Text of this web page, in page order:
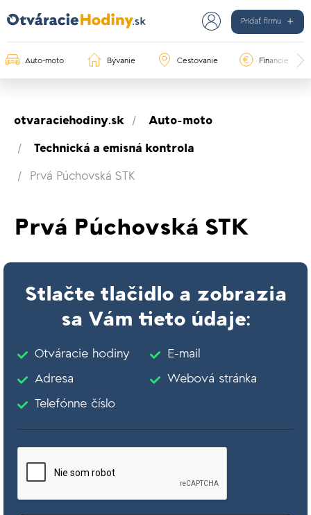
Pridať firmu
Auto-moto Bývanie Cestovanie Financie
otvaraciehodiny.sk Auto-moto
Technická a emisná kontrola
Prvá Púchovská STK
Prvá Púchovská STK
Stlačte tlačidlo a zobrazia
sa Vám tieto údaje:
Otváracie hodiny
Adresa
Telefónne číslo
E-mail
Webová stránka